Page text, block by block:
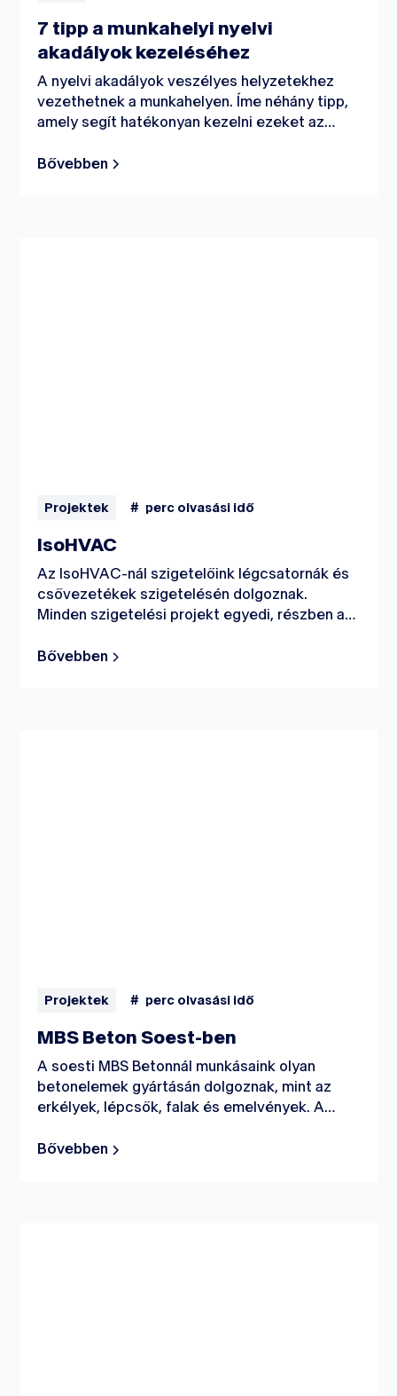
7 tipp a munkahelyi nyelvi
akadályok kezeléséhez
A nyelvi akadályok veszélyes helyzetekhez
vezethetnek a munkahelyen. Íme néhány tipp,
amely segít hatékonyan kezelni ezeket az
munkakörnyezetet.
Bővebben
Projektek # perc olvasási idő
IsoHVAC
Az IsoHVAC-nál szigetelőink légcsatornák és
csővezetékek szigetelésén dolgoznak.
Minden szigetelési projekt egyedi, részben a
lehet, hogy a munka kereskedelmi
Bővebben
Projektek # perc olvasási idő
MBS Beton Soest-ben
A soesti MBS Betonnál munkásaink olyan
betonelemek gyártásán dolgoznak, mint az
erkélyek, lépcsők, falak és emelvények. A
daruval való munkavégzéstől a beton
Bővebben